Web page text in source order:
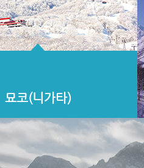
묘코(니가타)